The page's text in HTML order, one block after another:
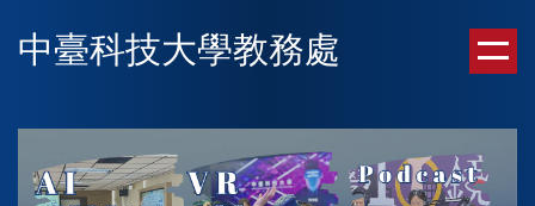
到
內
中臺科技大學教務處